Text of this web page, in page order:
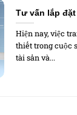
Tư vấn lắp
Hiện nay, việc
thiết trong cuộc
tài sản và...